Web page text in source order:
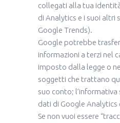
collegati alla tua
di Analytics e i suoi altri
Google Trends).
Google potrebbe
informazioni a terzi nel
imposto dalla legge o
soggetti che trattano
suo conto; l’informativa
dati di Google Analytics
Se non vuoi essere